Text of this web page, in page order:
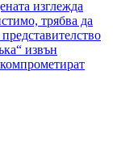
изглежда
трябва да
извън